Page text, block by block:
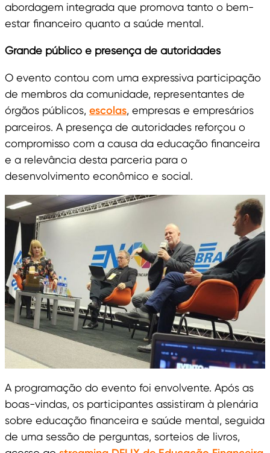
abordagem integrada que promova tanto o bem-
estar financeiro quanto a saúde mental.
Grande público e presença de autoridades
O evento contou com uma expressiva participação
de membros da comunidade, representantes de
órgãos públicos, escolas, empresas e empresários
parceiros. A presença de autoridades reforçou o
compromisso com a causa da educação financeira
e a relevância desta parceria para o
desenvolvimento econômico e social.
A programação do evento foi envolvente. Após as
boas-vindas, os participantes assistiram à plenária
sobre educação financeira e saúde mental, seguida
de uma sessão de perguntas, sorteios de livros,